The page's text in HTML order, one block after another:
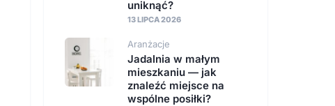
uniknąć?
13 LIPCA 2026
Aranżacje
Jadalnia w małym
mieszkaniu — jak
znaleźć miejsce na
wspólne posiłki?